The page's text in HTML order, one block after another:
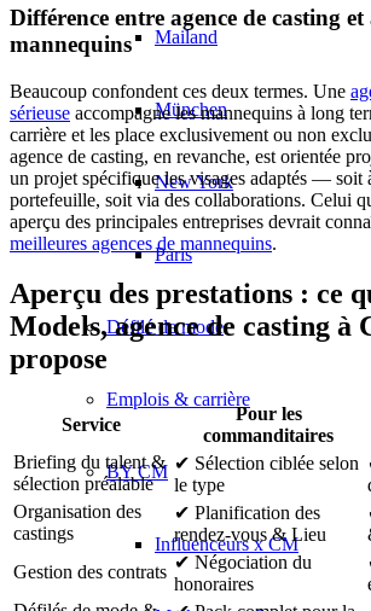
Mailand
München
New York
Paris
Défilé de mode
Emplois & carrière
BY CM
Influenceurs x CM
Différence entre agence de casting et
mannequins
Beaucoup confondent ces deux termes. Une
sérieuse accompagne les mannequins à long
carrière et les place exclusivement ou non
agence de casting, en revanche, est orientée
un projet spécifique les visages adaptés — soit
portefeuille, soit via des collaborations. Celui
aperçu des principales entreprises devrait
meilleures agences de mannequins.
Aperçu des prestations : ce
Models, agence de casting à
propose
Service
Pour les
commanditaires
Briefing du talent &
sélection préalable
✔ Sélection ciblée selon
le type
Organisation des
castings
✔ Planification des
rendez-vous & Lieu
Gestion des contrats ✔ Négociation du
honoraires